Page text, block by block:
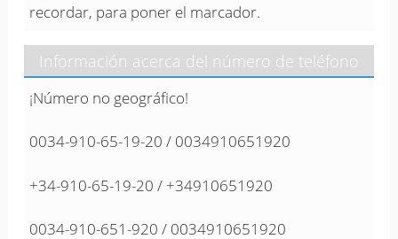
recordar, para poner el marcador.
Información acerca del número de teléfono
¡Número no geográfico!
0034-910-65-19-20 / 0034910651920
+34-910-65-19-20 / +34910651920
0034-910-651-920 / 0034910651920